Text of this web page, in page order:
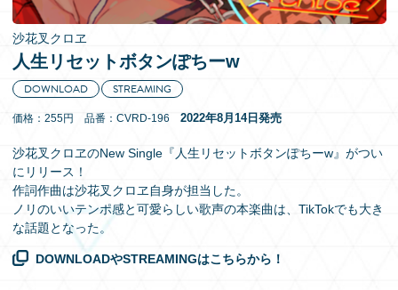
沙花叉クロヱ
人生リセットボタンぽちーw
DOWNLOAD STREAMING
価格：255円 品番：CVRD-196 2022年8月14日発売
沙花叉クロヱのNew Single『人生リセットボタンぽちーw』がつい
にリリース！
作詞作曲は沙花叉クロヱ自身が担当した。
ノリのいいテンポ感と可愛らしい歌声の本楽曲は、TikTokでも大き
な話題となった。
DOWNLOADやSTREAMINGはこちらから！